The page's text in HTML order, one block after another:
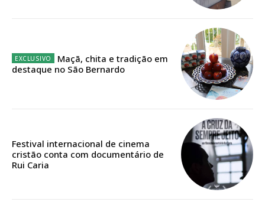
Edição em papel entregue à Quinta-feira em sua
casa
Maçã, chita e tradição em
destaque no São Bernardo
Festival internacional de cinema
cristão conta com documentário de
Rui Caria